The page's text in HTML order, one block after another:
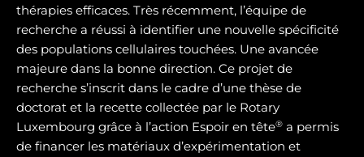
thérapies efficaces. Très récemment, l’équipe de
recherche a réussi à identifier une nouvelle spécificité
des populations cellulaires touchées. Une avancée
majeure dans la bonne direction. Ce projet de
recherche s’inscrit dans le cadre d’une thèse de
doctorat et la recette collectée par le Rotary
Luxembourg grâce à l’action Espoir en tête® a permis
de financer les matériaux d’expérimentation et